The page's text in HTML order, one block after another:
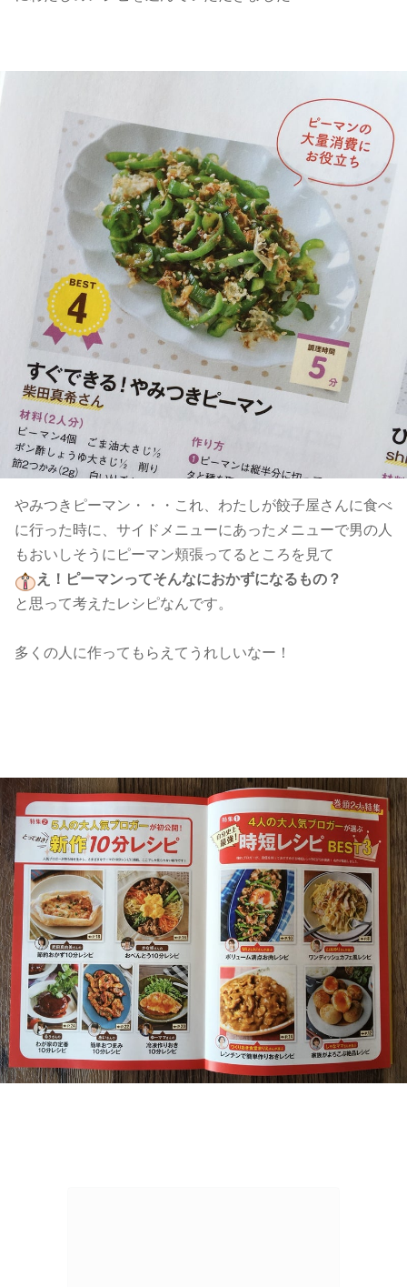
やみつきピーマン・・・これ、わたしが餃子屋さんに食べ
に行った時に、サイドメニューにあったメニューで男の人
もおいしそうにピーマン頬張ってるところを見て
え！ピーマンってそんなにおかずになるもの？
と思って考えたレシピなんです。
多くの人に作ってもらえてうれしいなー！